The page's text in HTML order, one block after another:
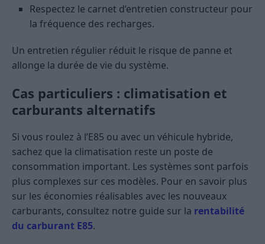
Respectez le carnet d’entretien constructeur pour
la fréquence des recharges.
Un entretien régulier réduit le risque de panne et
allonge la durée de vie du système.
Cas particuliers : climatisation et
carburants alternatifs
Si vous roulez à l’E85 ou avec un véhicule hybride,
sachez que la climatisation reste un poste de
consommation important. Les systèmes sont parfois
plus complexes sur ces modèles. Pour en savoir plus
sur les économies réalisables avec les nouveaux
carburants, consultez notre guide sur la rentabilité
du carburant E85.